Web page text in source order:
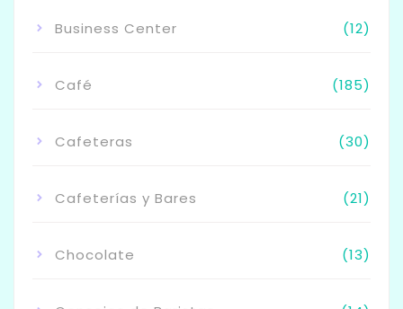
Business Center (12)
Café (185)
Cafeteras (30)
Cafeterías y Bares (21)
Chocolate (13)